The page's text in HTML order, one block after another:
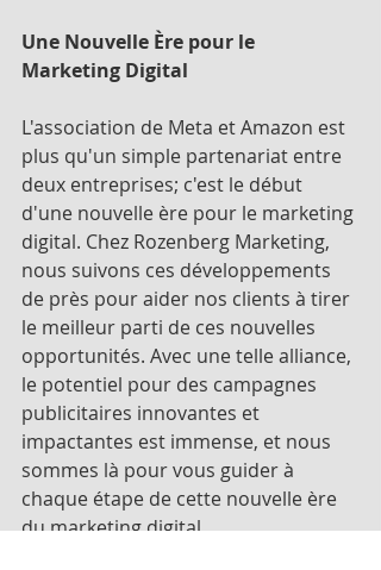
Une Nouvelle Ère pour le
Marketing Digital
L'association de Meta et Amazon est
plus qu'un simple partenariat entre
deux entreprises; c'est le début
d'une nouvelle ère pour le marketing
digital. Chez Rozenberg Marketing,
nous suivons ces développements
de près pour aider nos clients à tirer
le meilleur parti de ces nouvelles
opportunités. Avec une telle alliance,
le potentiel pour des campagnes
publicitaires innovantes et
impactantes est immense, et nous
sommes là pour vous guider à
chaque étape de cette nouvelle ère
du marketing digital.